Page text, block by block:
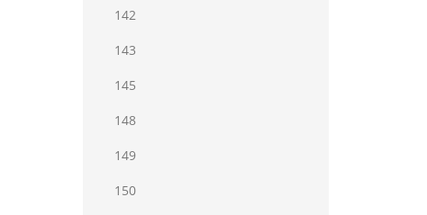
142
143
145
148
149
150